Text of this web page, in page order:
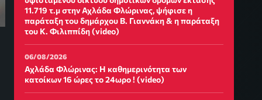
11.719 τ.μ στην Αχλάδα Φλώρινας, ψήφισε η
παράταξη του δημάρχου Β. Γιαννάκη & η παράταξη
του Κ. Φιλιππίδη (video)
06/08/2026
Αχλάδα Φλώρινας: Η καθημερινότητα των
κατοίκων 16 ώρες το 24ωρο ! (video)